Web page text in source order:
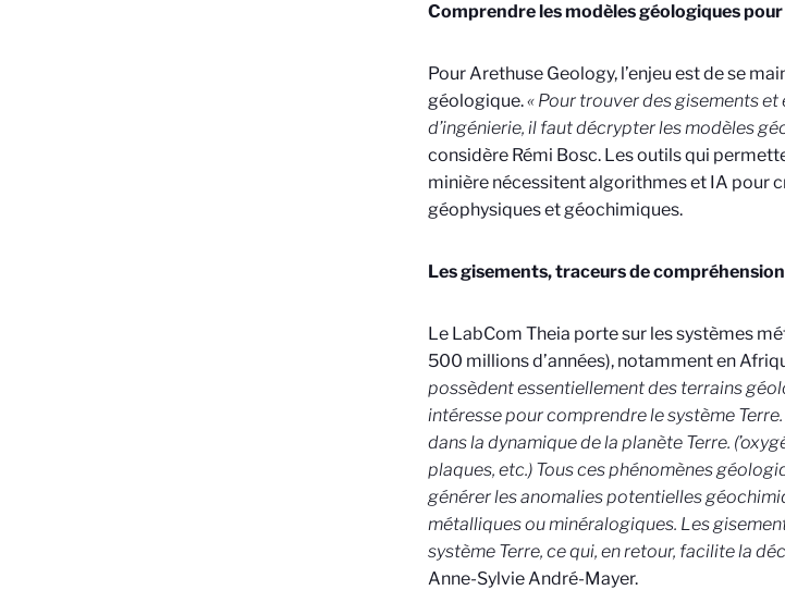
Comprendre les modèles géologiques
Pour Arethuse Geology, l’enjeu est de se
géologique.« Pour trouver des gisements
d’ingénierie, il faut décrypter les modèles
considère Rémi Bosc. Les outils qui
minière nécessitent algorithmes et IA pour
géophysiques et géochimiques.
Les gisements, traceurs de
Le LabCom Theia porte sur les systèmes
500 millions d’années), notamment en
possèdent essentiellement des terrains
intéresse pour comprendre le système
dans la dynamique de la planète Terre.
plaques, etc.) Tous ces phénomènes
générer les anomalies potentielles
métalliques ou minéralogiques. Les
système Terre, ce qui, en retour, facilite la
Anne-Sylvie André-Mayer.